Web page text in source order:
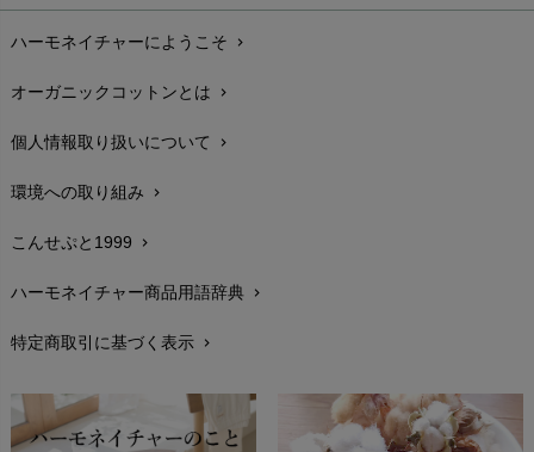
配送と送料chevron_right
在庫状況と発送予定chevron_right
サイズ・寸法chevron_right
生地・素材chevron_right
お手入れについて
レビューを書こうchevron_right
返品交換chevron_right
FAXでのご注文
ハーモネイチャーにようこそ chevron_right
オーガニックコットンとは chevron_right
個人情報取り扱いについて chevron_right
環境への取り組み chevron_right
こんせぷと1999 chevron_right
ハーモネイチャー商品用語辞典 chevron_right
特定商取引に基づく表示 chevron_right